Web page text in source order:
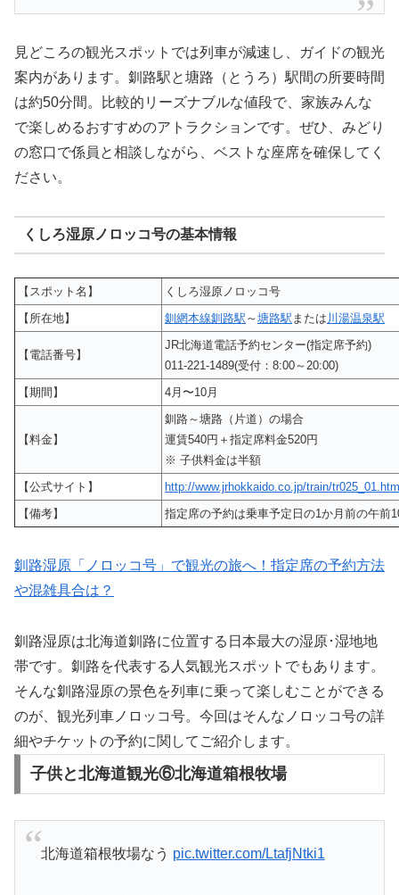
見どころの観光スポットでは列車が減速し、ガイドの観光
案内があります。釧路駅と塘路（とうろ）駅間の所要時間
は約50分間。比較的リーズナブルな値段で、家族みんな
で楽しめるおすすめのアトラクションです。ぜひ、みどり
の窓口で係員と相談しながら、ベストな座席を確保してく
ださい。
くしろ湿原ノロッコ号の基本情報
【スポット名】
くしろ湿原ノロッコ号
【所在地】
釧網本線釧路駅 ～ 塘路駅 または 川湯温泉駅
【電話番号】
JR北海道電話予約センター(指定席予約)
011-221-1489(受付：8:00～20:00)
【期間】
4月〜10月
【料金】
釧路～塘路（片道）の場合
運賃540円＋指定席料金520円
※ 子供料金は半額
【公式サイト】
http://www.jrhokkaido.co.jp/train/
【備考】
指定席の予約は乗車予定日の1か月前の午前
釧路湿原「ノロッコ号」で観光の旅へ！指定席の予約方法
や混雑具合は？
釧路湿原は北海道釧路に位置する日本最大の湿原･湿地地
帯です。釧路を代表する人気観光スポットでもあります。
そんな釧路湿原の景色を列車に乗って楽しむことができる
のが、観光列車ノロッコ号。今回はそんなノロッコ号の詳
細やチケットの予約に関してご紹介します。
子供と北海道観光⑥北海道箱根牧場
北海道箱根牧場なう pic.twitter.com/LtafjNtki1